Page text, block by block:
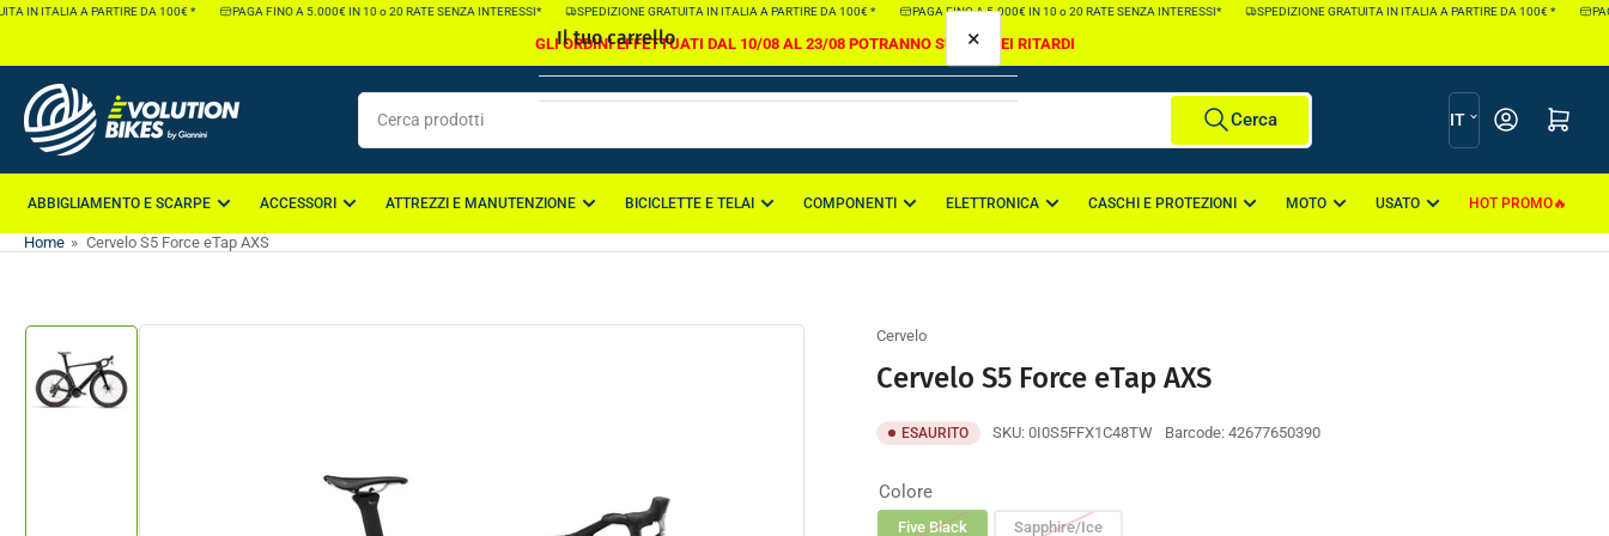
Vai
ai
contenuti
IN ITALIA A PARTIRE DA 100€ * PAGA FINO A 5.000€ IN 10 o 20 RATE SENZA INTERESSI* SPEDIZIONE GRATUITA IN ITALIA A PARTIRE DA 100€ * PAGA FINO A 5.000€ IN 10 o 20 RATE SENZA INTERESSI* SPEDIZIONE GRATUITA IN ITALIA A PARTIRE DA 100€ *
GLI ORDINI EFFETTUATI DAL 10/08 AL 23/08 POTRANNO SUBIRE DEI RITARDI
Cerca
prodotti
Cerca
L
i
n
u
IT Apri il mini
ABBIGLIAMENTO E SCARPE ACCESSORI ATTREZZI E MANUTENZIONE BICICLETTE E TELAI COMPONENTI ELETTRONICA CASCHI E PROTEZIONI MOTO USATO HOT PROMO
Home » Cervelo S5 Force eTap AXS
Vai
direttamente
alle
Cervelo
Cervelo S5 Force eTap AXS
ESAURITO SKU: 0I0S5FFX1C48TW Barcode: 42677650390
Colore
Five Black Sapphire/Ice
Il tuo carrello ×
Il tuo carrello è vuoto